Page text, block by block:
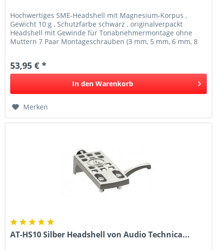
Hochwertiges SME-Headshell mit Magnesium-Korpus ,
Gewicht 10 g , Schutzfarbe schwarz , originalverpackt
Headshell mit Gewinde für Tonabnehmermontage ohne
Muttern 7 Paar Montageschrauben (3 mm, 5 mm, 6 mm, 8
53,95 € *
In den Warenkorb
Merken
AT-HS10 Silber Headshell von Audio Technica...